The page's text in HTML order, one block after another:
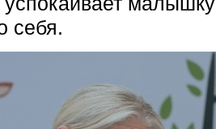
себя.